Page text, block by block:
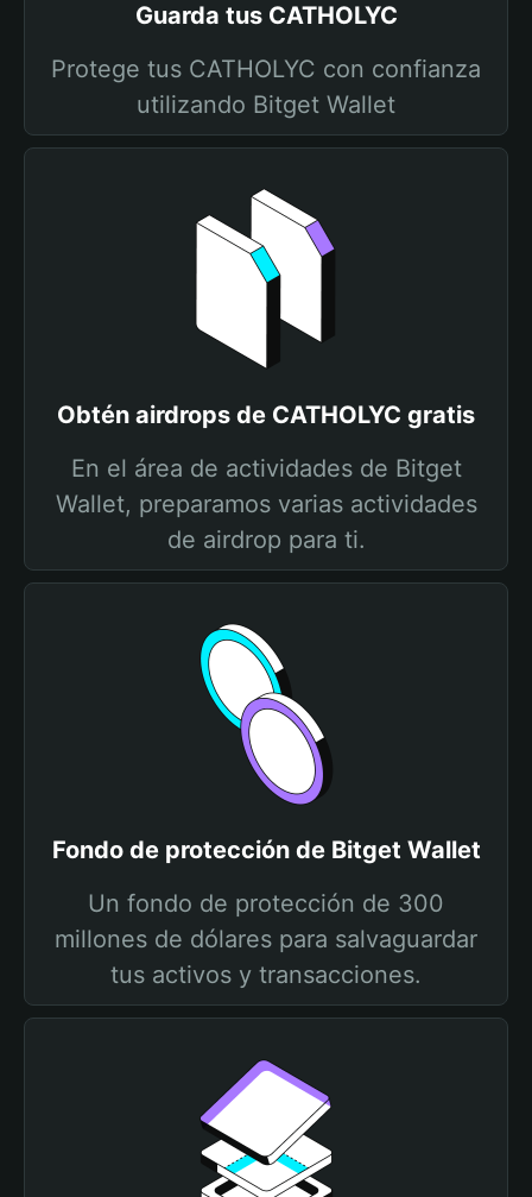
Guarda tus CATHOLYC
Protege tus CATHOLYC con confianza
utilizando Bitget Wallet
Obtén airdrops de CATHOLYC gratis
En el área de actividades de Bitget
Wallet, preparamos varias actividades
de airdrop para ti.
Fondo de protección de Bitget Wallet
Un fondo de protección de 300
millones de dólares para salvaguardar
tus activos y transacciones.